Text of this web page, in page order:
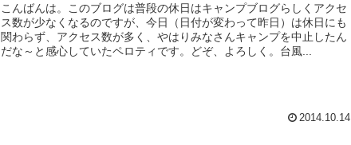
こんばんは。このブログは普段の休日はキャンプブログらしくアクセ
ス数が少なくなるのですが、今日（日付が変わって昨日）は休日にも
関わらず、アクセス数が多く、やはりみなさんキャンプを中止したん
だな～と感心していたペロティです。どぞ、よろしく。台風...
2014.10.14